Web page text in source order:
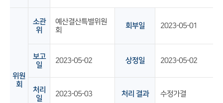
위원
회
소관
위
예산결산특별위원
회
회부일 2023-05-01
보고
일
2023-05-02 상정일 2023-05-02
처리
일
2023-05-03 처리 결과 수정가결